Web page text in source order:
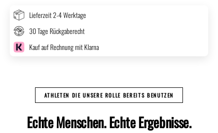
Lieferzeit 2-4 Werktage
30 Tage Rückgaberecht
Kauf auf Rechnung mit Klarna
ATHLETEN DIE UNSERE ROLLE BEREITS BENUTZEN
Echte Menschen. Echte Ergebnisse.